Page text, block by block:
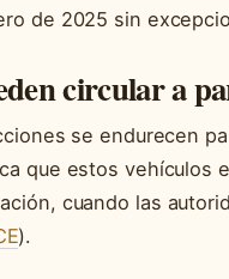
de 2025 sin
circular a
se endurecen
que estos vehículos
cuando las
).